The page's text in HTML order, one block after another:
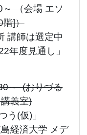
（会場 エソ
階]）
講師は選定中
年度見通し」
～ (おりづる
義室)
(仮)」
済大学 メデ